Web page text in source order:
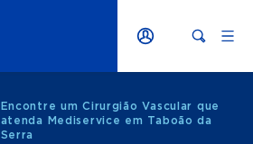
Encontre um Cirurgião Vascular que
atenda Mediservice em Taboão da
Serra